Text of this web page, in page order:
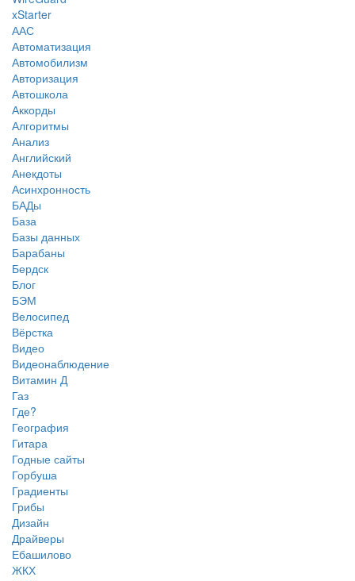
xStarter
ААС
Автоматизация
Автомобилизм
Авторизация
Автошкола
Аккорды
Алгоритмы
Анализ
Английский
Анекдоты
Асинхронность
БАДы
База
Базы данных
Барабаны
Бердск
Блог
БЭМ
Велосипед
Вёрстка
Видео
Видеонаблюдение
Витамин Д
Газ
Где?
География
Гитара
Годные сайты
Горбуша
Градиенты
Грибы
Дизайн
Драйверы
Ебашилово
ЖКХ